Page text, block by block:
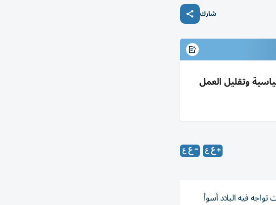
شارك
وتقليل العمل
فيه البلاد أسوأ